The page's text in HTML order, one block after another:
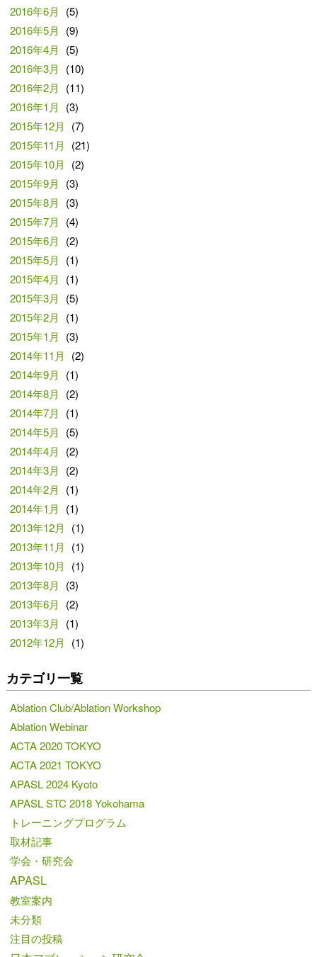
2016年6月
(5)
2016年5月
(9)
2016年4月
(5)
2016年3月
(10)
2016年2月
(11)
2016年1月
(3)
2015年12月
(7)
2015年11月
(21)
2015年10月
(2)
2015年9月
(3)
2015年8月
(3)
2015年7月
(4)
2015年6月
(2)
2015年5月
(1)
2015年4月
(1)
2015年3月
(5)
2015年2月
(1)
2015年1月
(3)
2014年11月
(2)
2014年9月
(1)
2014年8月
(2)
2014年7月
(1)
2014年5月
(5)
2014年4月
(2)
2014年3月
(2)
2014年2月
(1)
2014年1月
(1)
2013年12月
(1)
2013年11月
(1)
2013年10月
(1)
2013年8月
(3)
2013年6月
(2)
2013年3月
(1)
2012年12月
(1)
カテゴリ一覧
Ablation Club/Ablation Workshop
Ablation Webinar
ACTA 2020 TOKYO
ACTA 2021 TOKYO
APASL 2024 Kyoto
APASL STC 2018 Yokohama
トレーニングプログラム
取材記事
学会・研究会
APASL
教室案内
未分類
注目の投稿